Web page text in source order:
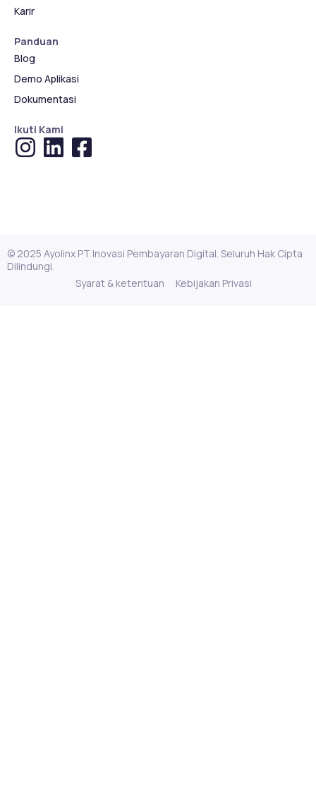
Karir
Panduan
Blog
Demo Aplikasi
Dokumentasi
Ikuti Kami
© 2025 Ayolinx PT Inovasi Pembayaran Digital. Seluruh Hak Cipta
Dilindungi.
Syarat & ketentuan
Kebijakan Privasi